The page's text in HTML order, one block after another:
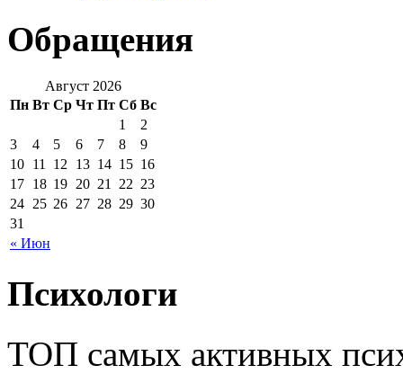
Обращения
Август 2026
Пн Вт Ср Чт Пт Сб Вс
« Июн
1
2
3
4 5 6 7 8
9
10 11 12 13 14 15 16
17 18 19 20 21 22 23
24 25 26 27 28 29 30
31
Психологи
ТОП самых активных